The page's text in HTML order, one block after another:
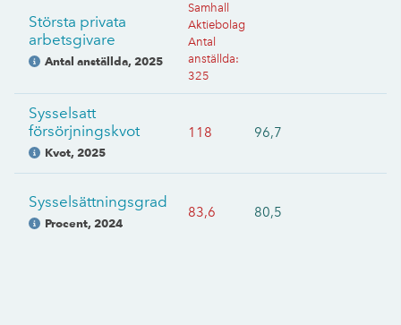
Största privata
arbetsgivare
Antal anställda, 2025
Samhall
Aktiebolag
Antal
anställda:
325
Sysselsatt
försörjningskvot
Kvot, 2025
118 96,7
Sysselsättningsgrad
Procent, 2024
83,6 80,5